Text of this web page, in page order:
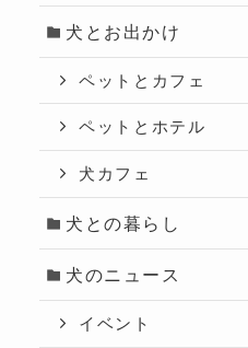
犬とお出かけ
ペットとカフェ
ペットとホテル
犬カフェ
犬との暮らし
犬のニュース
イベント